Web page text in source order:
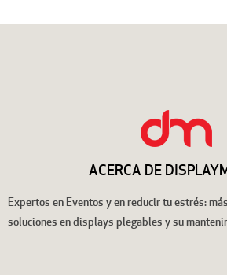
ACERCA DE
Expertos en Eventos y en reducir tu estrés:
soluciones en displays plegables y su